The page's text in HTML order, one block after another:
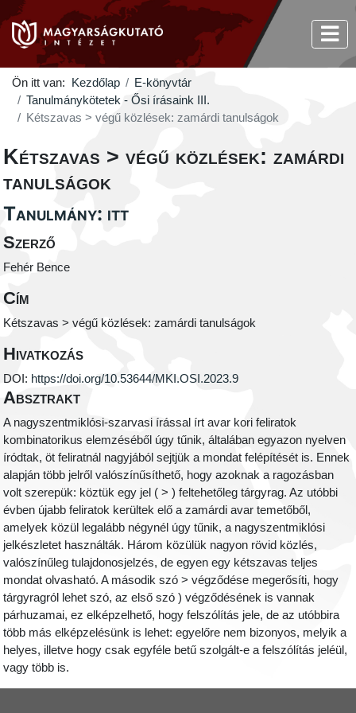
Ön itt van: Kezdőlap
E-könyvtár
Tanulmánykötetek - Ősi írásaink III.
Kétszavas > végű közlések: zamárdi tanulságok
Kétszavas > végű közlések: zamárdi
tanulságok
Tanulmány: itt
Szerző
Fehér Bence
Cím
Kétszavas > végű közlések: zamárdi tanulságok
Hivatkozás
DOI: https://doi.org/10.53644/MKI.OSI.2023.9
Absztrakt
A nagyszentmiklósi-szarvasi írással írt avar kori feliratok
kombinatorikus elemzéséből úgy tűnik, általában egyazon nyelven
íródtak, öt feliratnál nagyjából sejtjük a mondat felépítését is. Ennek
alapján több jelről valószínűsíthető, hogy azoknak a ragozásban
volt szerepük: köztük egy jel ( > ) feltehetőleg tárgyrag. Az utóbbi
évben újabb feliratok kerültek elő a zamárdi avar temetőből,
amelyek közül legalább négynél úgy tűnik, a nagyszentmiklósi
jelkészletet használták. Három közülük nagyon rövid közlés,
valószínűleg tulajdonosjelzés, de egyen egy kétszavas teljes
mondat olvasható. A második szó > végződése megerősíti, hogy
tárgyragról lehet szó, az első szó ) végződésének is vannak
párhuzamai, ez elképzelhető, hogy felszólítás jele, de az utóbbira
több más elképzelésünk is lehet: egyelőre nem bizonyos, melyik a
helyes, illetve hogy csak egyféle betű szolgált-e a felszólítás jeléül,
vagy több is.